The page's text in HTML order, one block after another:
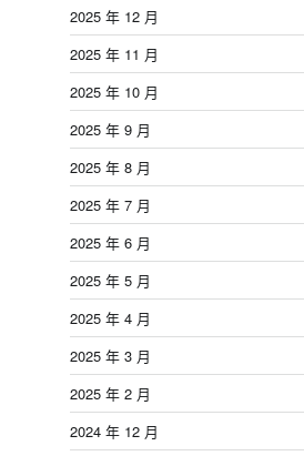
2025 年 12 月
2025 年 11 月
2025 年 10 月
2025 年 9 月
2025 年 8 月
2025 年 7 月
2025 年 6 月
2025 年 5 月
2025 年 4 月
2025 年 3 月
2025 年 2 月
2024 年 12 月